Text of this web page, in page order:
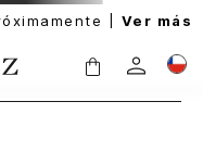
| Ver más